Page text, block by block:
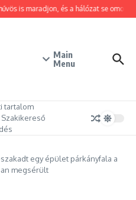
is maradjon, és a hálózat se omoljon
Main
Menu
tartalom
Szakikereső
egy épület párkányfala a
megsérült